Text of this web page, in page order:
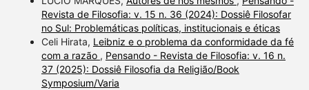
Revista de Filosofia: v. 15 n. 36 (2024): Dossiê Filosofar
no Sul: Problemáticas políticas, institucionais e éticas
Celi Hirata, Leibniz e o problema da conformidade da fé
com a razão , Pensando - Revista de Filosofia: v. 16 n.
37 (2025): Dossiê Filosofia da Religião/Book
Symposium/Varia